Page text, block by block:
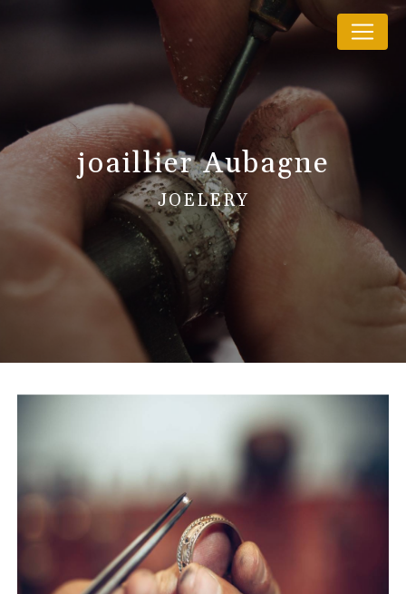
joaillier Aubagne
JOELERY
Panneau de gestion des cookies